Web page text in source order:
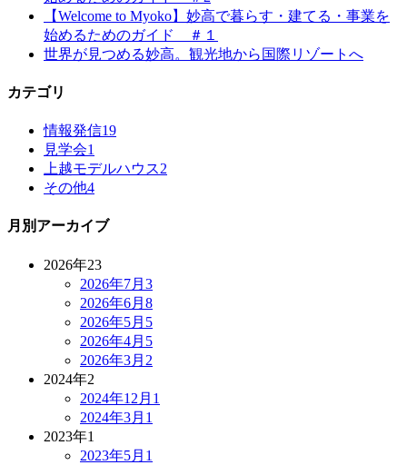
【Welcome to Myoko】妙高で暮らす・建てる・事業を
始めるためのガイド ＃１
世界が見つめる妙高。観光地から国際リゾートへ
カテゴリ
情報発信19
見学会1
上越モデルハウス2
その他4
月別アーカイブ
2026年23
2026年7月 3
2026年6月 8
2026年5月 5
2026年4月 5
2026年3月 2
2024年2
2024年12月 1
2024年3月 1
2023年1
2023年5月 1